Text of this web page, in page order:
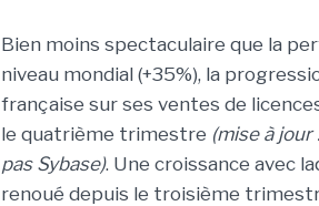
Bien moins spectaculaire que la
niveau mondial (+35%), la
française sur ses ventes de
le quatrième trimestre (mise à
pas Sybase). Une croissance avec
renoué depuis le troisième